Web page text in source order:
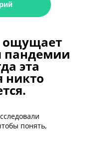
ощущает
пандемии
эта
никто
понять,